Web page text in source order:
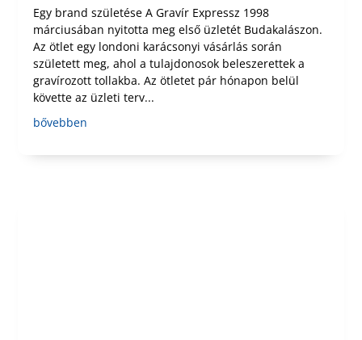
Egy brand születése A Gravír Expressz 1998
márciusában nyitotta meg első üzletét Budakalászon.
Az ötlet egy londoni karácsonyi vásárlás során
született meg, ahol a tulajdonosok beleszerettek a
gravírozott tollakba. Az ötletet pár hónapon belül
követte az üzleti terv...
bővebben